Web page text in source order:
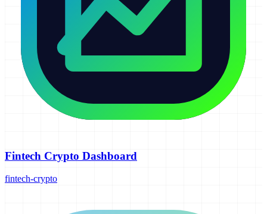
Fintech Crypto Dashboard
fintech-crypto